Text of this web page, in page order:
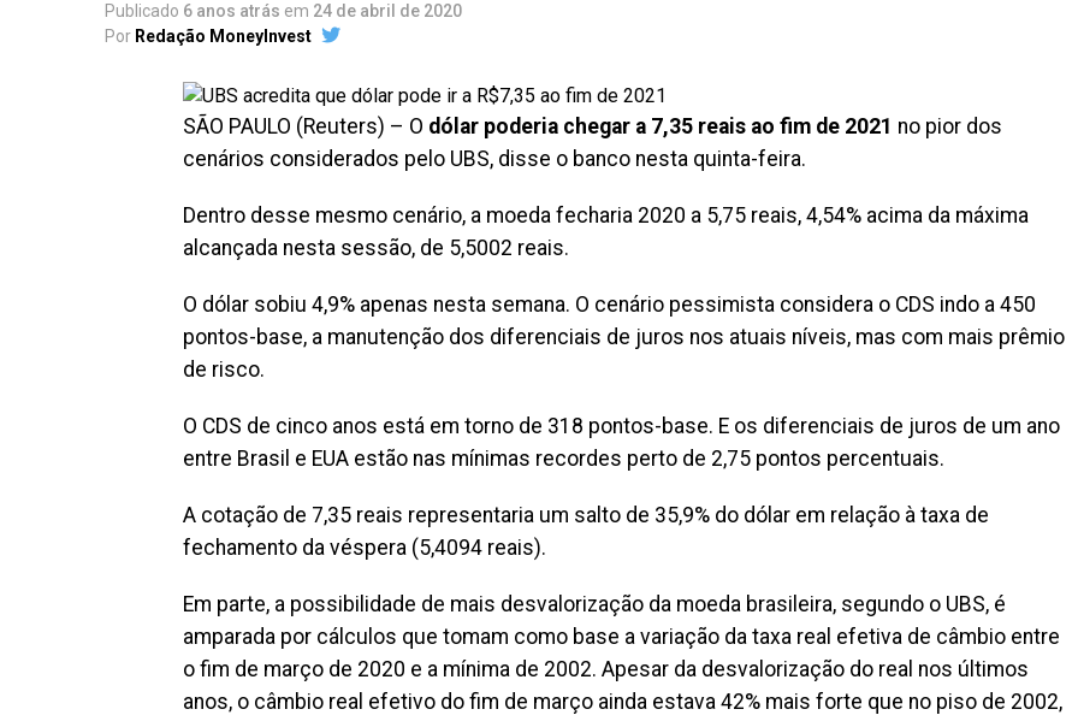
Publicado 6 anos atrás em 24 de abril de 2020
Por Redação MoneyInvest
SÃO PAULO (Reuters) – O dólar poderia chegar a 7,35 reais ao fim de 2021 no pior dos
cenários considerados pelo UBS, disse o banco nesta quinta-feira.
Dentro desse mesmo cenário, a moeda fecharia 2020 a 5,75 reais, 4,54% acima da máxima
alcançada nesta sessão, de 5,5002 reais.
O dólar sobiu 4,9% apenas nesta semana. O cenário pessimista considera o CDS indo a 450
pontos-base, a manutenção dos diferenciais de juros nos atuais níveis, mas com mais prêmio
de risco.
O CDS de cinco anos está em torno de 318 pontos-base. E os diferenciais de juros de um ano
entre Brasil e EUA estão nas mínimas recordes perto de 2,75 pontos percentuais.
A cotação de 7,35 reais representaria um salto de 35,9% do dólar em relação à taxa de
fechamento da véspera (5,4094 reais).
Em parte, a possibilidade de mais desvalorização da moeda brasileira, segundo o UBS, é
amparada por cálculos que tomam como base a variação da taxa real efetiva de câmbio entre
o fim de março de 2020 e a mínima de 2002. Apesar da desvalorização do real nos últimos
anos, o câmbio real efetivo do fim de março ainda estava 42% mais forte que no piso de 2002,